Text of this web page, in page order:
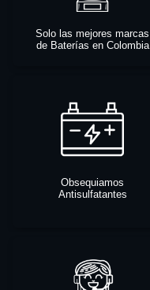
Solo las mejores marcas
de Baterías en Colombia
Obsequiamos
Antisulfatantes